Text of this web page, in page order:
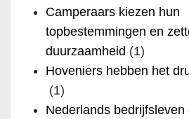
Camperaars kiezen hun
topbestemmingen en
duurzaamheid (1)
Hoveniers hebben het
(1)
Nederlands